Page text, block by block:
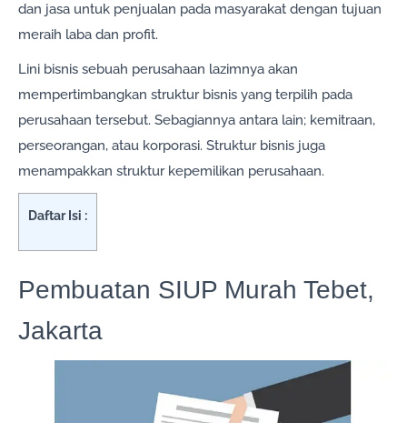
dan jasa untuk penjualan pada masyarakat dengan tujuan
meraih laba dan profit.
Lini bisnis sebuah perusahaan lazimnya akan
mempertimbangkan struktur bisnis yang terpilih pada
perusahaan tersebut. Sebagiannya antara lain; kemitraan,
perseorangan, atau korporasi. Struktur bisnis juga
menampakkan struktur kepemilikan perusahaan.
Daftar Isi :
Pembuatan SIUP Murah Tebet,
Jakarta